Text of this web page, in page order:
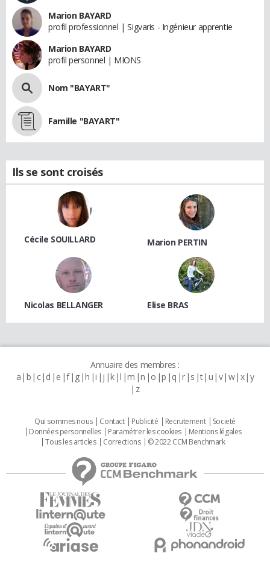
Marion BAYARD
profil professionnel | Sigvaris - Ingénieur apprentie
Marion BAYARD
profil personnel | MIONS
Nom "BAYART"
Famille "BAYART"
Ils se sont croisés
Cécile SOUILLARD Marion PERTIN
Nicolas BELLANGER Elise BRAS
Annuaire des membres :
a b c d e f g h i j k l m n o p q r s t u v w x y
z
Qui sommes nous Contact Publicité Recrutement
Societé
Données personnelles
Paramétrer les cookies
Mentions légales
Tous les articles
Corrections © 2022 CCM Benchmark